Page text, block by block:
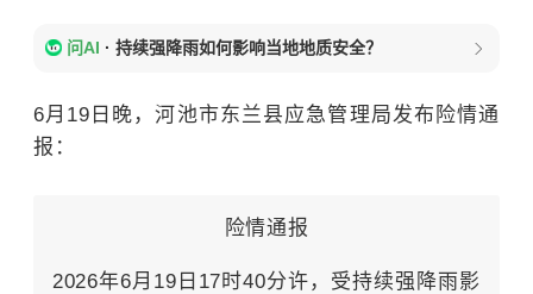
问AI · 持续强降雨如何影响当地地质安全？
6月19日晚，河池市东兰县应急管理局发布险情通
报：
险情通报
2026年6月19日17时40分许，受持续强降雨影